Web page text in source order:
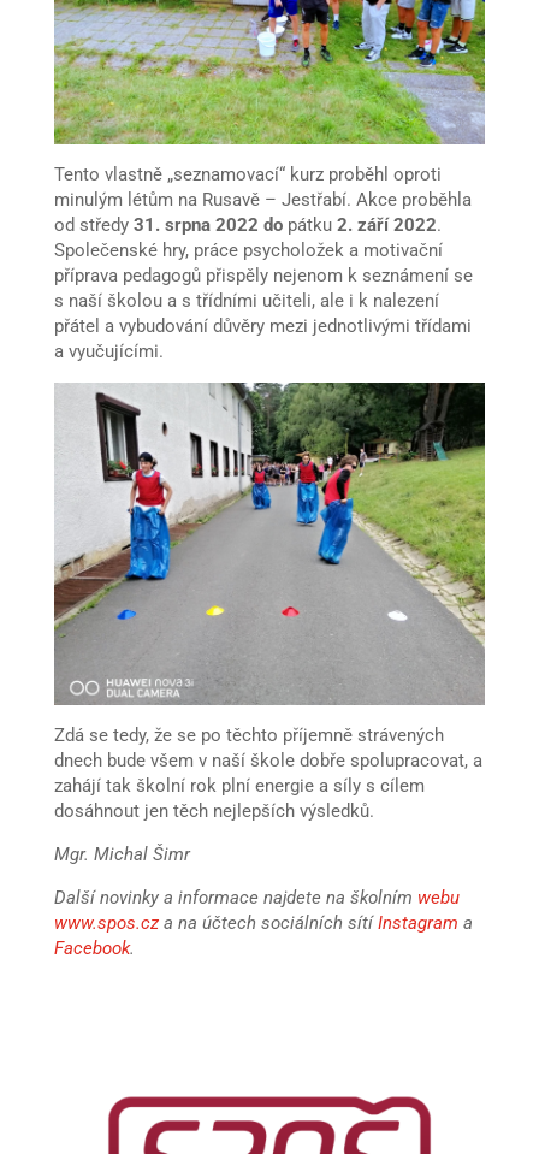
Tento vlastně „seznamovací“ kurz proběhl oproti
minulým létům na Rusavě – Jestřabí. Akce proběhla
od středy 31. srpna 2022 dopátku 2. září 2022.
Společenské hry, práce psycholožek a motivační
příprava pedagogů přispěly nejenom k seznámení se
s naší školou a s třídními učiteli, ale i k nalezení
přátel a vybudování důvěry mezi jednotlivými třídami
a vyučujícími.
Zdá se tedy, že se po těchto příjemně strávených
dnech bude všem v naší škole dobře spolupracovat, a
zahájí tak školní rok plní energie a síly s cílem
dosáhnout jen těch nejlepších výsledků.
Mgr. Michal Šimr
Další novinky a informace najdete na školním webu
www.spos.cza na účtech sociálních sítíInstagram a
Facebook.